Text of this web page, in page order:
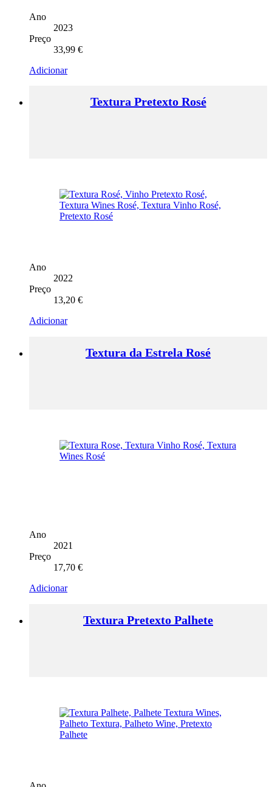
Ano
2023
Preço
33,99 €
Adicionar
Textura Pretexto Rosé
Ano
2022
Preço
13,20 €
Adicionar
Textura da Estrela Rosé
Ano
2021
Preço
17,70 €
Adicionar
Textura Pretexto Palhete